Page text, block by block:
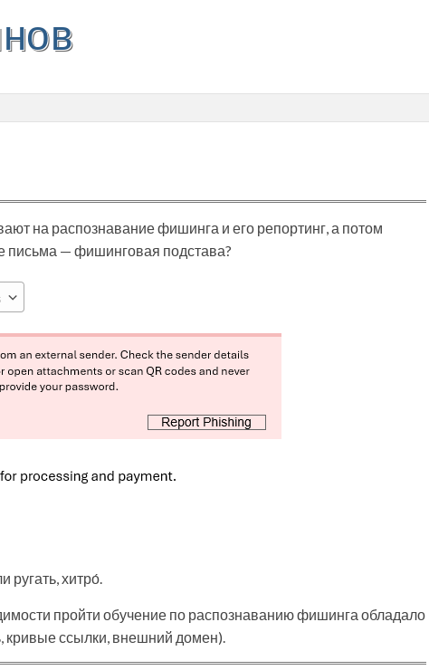
на распознавание фишинга и его репортинг, а потом
письма — фишинговая подстава?
ругать, хитро́.
пройти обучение по распознаванию фишинга обладало
кривые ссылки, внешний домен).